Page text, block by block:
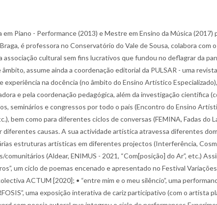
Piano - Performance (2013) e Mestre em Ensino da Música (2017)
é professora no Conservatório do Vale de Sousa, colabora com o
cultural sem fins lucrativos que fundou no deflagrar da
assume ainda a coordenação editorial da PULSAR - uma
experiência na docência (no âmbito do Ensino Artístico
e pela coordenação pedagógica, além da investigação científica
seminários e congressos por todo o país (Encontro do Ensino
bem como para diferentes ciclos de conversas (FEMINA, Fadas do
causas. A sua actividade artística atravessa diferentes
estruturas artísticas em diferentes projectos (Interferência,
(Aldear, ENIMUS - 2021, “Com[posição] do Ar”, etc.)
um ciclo de poemas encenado e apresentado no Festival
ACTUM [2020]; • “entre mim e o meu silêncio”, uma
uma exposição interativa de cariz participativo (com o artista